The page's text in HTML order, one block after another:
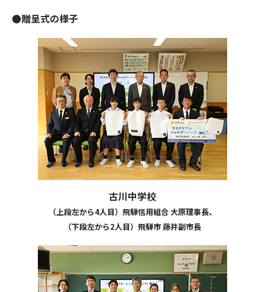
●贈呈式の様子
古川中学校
（上段左から4人目）飛騨信用組合 大原理事長、
（下段左から2人目）飛騨市 藤井副市長